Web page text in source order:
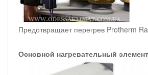
Предотвращает перегрев Protherm
Основной нагревательный элемент